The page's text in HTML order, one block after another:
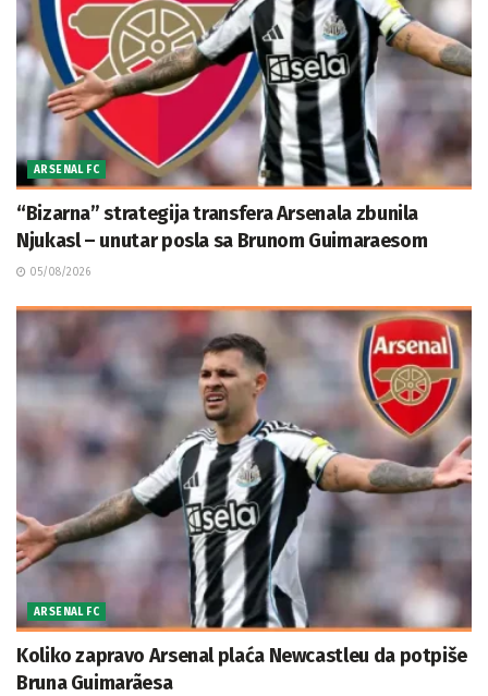
ARSENAL FC
“Bizarna” strategija transfera Arsenala zbunila
Njukasl – unutar posla sa Brunom Guimaraesom
05/08/2026
ARSENAL FC
Koliko zapravo Arsenal plaća Newcastleu da potpiše
Bruna Guimarãesa